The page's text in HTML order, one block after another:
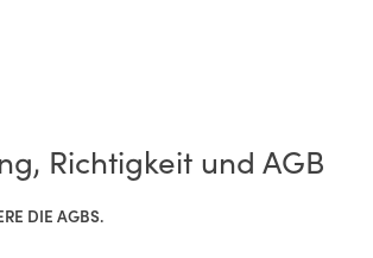
Richtigkeit und AGB
DIE AGBS.